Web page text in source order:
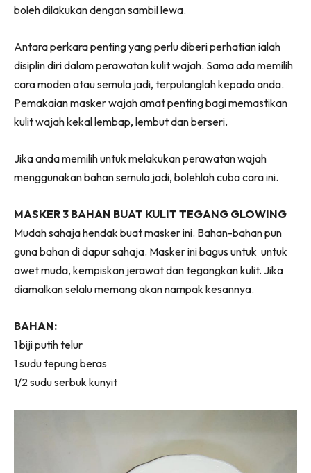
boleh dilakukan dengan sambil lewa.
Antara perkara penting yang perlu diberi perhatian ialah
disiplin diri dalam perawatan kulit wajah. Sama ada memilih
cara moden atau semula jadi, terpulanglah kepada anda.
Pemakaian masker wajah amat penting bagi memastikan
kulit wajah kekal lembap, lembut dan berseri.
Jika anda memilih untuk melakukan perawatan wajah
menggunakan bahan semula jadi, bolehlah cuba cara ini.
MASKER 3 BAHAN BUAT KULIT TEGANG GLOWING
Mudah sahaja hendak buat masker ini. Bahan-bahan pun
guna bahan di dapur sahaja. Masker ini bagus untuk untuk
awet muda, kempiskan jerawat dan tegangkan kulit. Jika
diamalkan selalu memang akan nampak kesannya.
BAHAN:
1 biji putih telur
1 sudu tepung beras
1/2 sudu serbuk kunyit